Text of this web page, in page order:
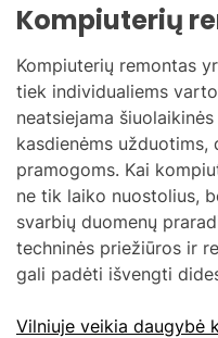
Kompiuterių
Kompiuterių remontas
tiek individualiems
neatsiejama
kasdienėms užduotims,
pramogoms. Kai
ne tik laiko nuostolius,
svarbių duomenų
techninės priežiūros ir
gali padėti išvengti
Vilniuje veikia daugybė